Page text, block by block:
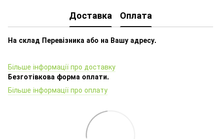
Доставка Оплата
На склад Перевізника або на Вашу адресу.
Більше інформації про доставку
Безготівкова форма оплати.
Більше інформації про оплату